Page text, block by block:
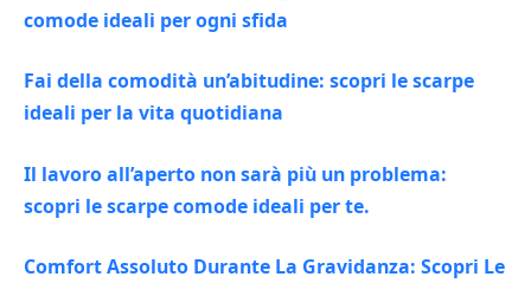
comode ideali per ogni sfida
Fai della comodità un’abitudine: scopri le scarpe
ideali per la vita quotidiana
Il lavoro all’aperto non sarà più un problema:
scopri le scarpe comode ideali per te.
Comfort Assoluto Durante La Gravidanza: Scopri Le